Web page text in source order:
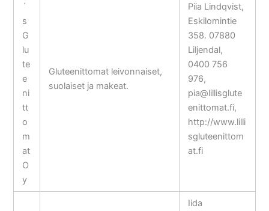
´
s
G
lu
te
e
ni
tt
o
m
at
O
y
Gluteenittomat leivonnaiset,
suolaiset ja makeat.
Piia Lindqvist,
Eskilomintie
358. 07880
Liljendal,
0400 756
976,
pia@lillisglute
enittomat.fi,
http://www.lilli
sgluteenittom
at.fi
Iida